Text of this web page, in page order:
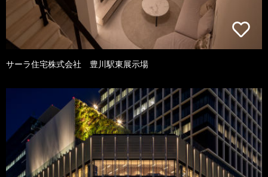
サーラ住宅株式会社 豊川駅東展示場